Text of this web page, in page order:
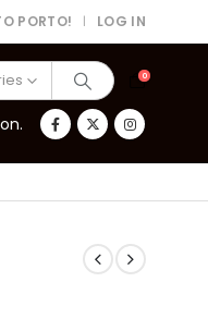
PORTO! | LOG IN
0